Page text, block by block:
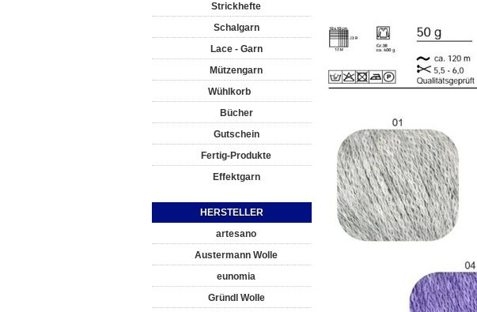
Strickhefte
Schalgarn
Lace - Garn
Mützengarn
Wühlkorb
Bücher
Gutschein
Fertig-Produkte
Effektgarn
HERSTELLER
artesano
Austermann Wolle
eunomia
Gründl Wolle